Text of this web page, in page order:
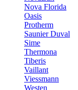
Nova Florida
Oasis
Protherm
Saunier Duval
Sime
Thermona
Tiberis
Vaillant
Viessmann
Westen